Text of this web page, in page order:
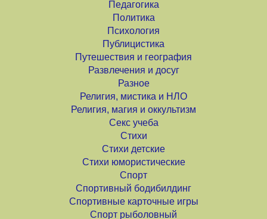
Педагогика
Политика
Психология
Публицистика
Путешествия и география
Развлечения и досуг
Разное
Религия, мистика и НЛО
Религия, магия и оккультизм
Секс учеба
Стихи
Стихи детские
Стихи юмористические
Спорт
Спортивный бодибилдинг
Спортивные карточные игры
Спорт рыболовный